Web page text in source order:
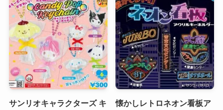
サンリオキャラクターズ キ
懐かしレトロネオン看板ア